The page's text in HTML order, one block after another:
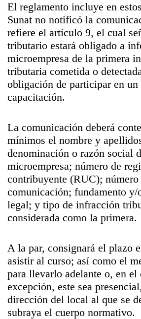
El reglamento incluye en
Sunat no notificó la
refiere el artículo 9, el cual
tributario estará obligado a
microempresa de la primera
tributaria cometida o
obligación de participar en un
capacitación.
La comunicación deberá
mínimos el nombre y
denominación o razón social
microempresa; número de
contribuyente (RUC); número
comunicación; fundamento
legal; y tipo de infracción
considerada como la primera.
A la par, consignará el plazo
asistir al curso; así como el
para llevarlo adelante o, en el
excepción, este sea
dirección del local al que se
subraya el cuerpo normativo.